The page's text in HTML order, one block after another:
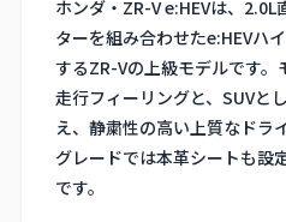
ホンダ・ZR-V e:HEVは、
ターを組み合わせたe:HEVハ
するZR-Vの上級モデルです
走行フィーリングと、SUVと
え、静粛性の高い上質なドラ
グレードでは本革シートも設
です。